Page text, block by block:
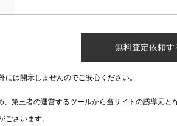
は開示しませんのでご安心ください。
第三者の運営するツールから当サイトの誘導元
ざいます。